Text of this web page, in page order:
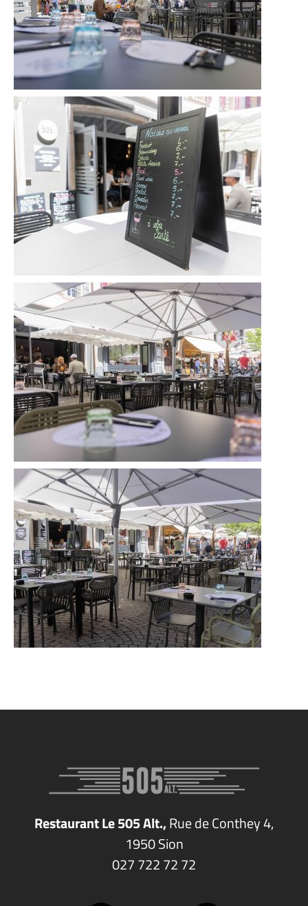
Restaurant Le 505 Alt.,Rue de Conthey 4,
1950 Sion
0277227272